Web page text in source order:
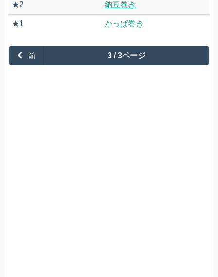
★2 納豆巻き
★1 かっぱ巻き
前 3 / 3ページ